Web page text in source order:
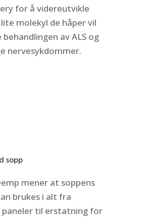
for å videreutvikle
molekyl de håper vil
av ALS og
nervesykdommer.
sopp
mener at soppens
brukes i alt fra
paneler til erstatning for